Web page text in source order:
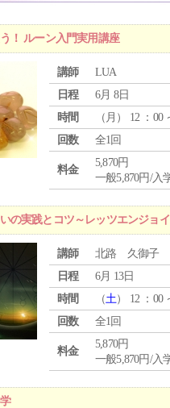
！ ルーン入門実用講座
講師
LUA
日程
6月 8日
時間
（ 月 ） 12 ：00
回数
全1回
料金
5,870円
一般5,870円/入
の実践とコツ～レッツエンジョ
講師
北路 久御子
日程
6月 13日
時間
（土） 12 ：00
回数
全1回
料金
5,870円
一般5,870円/入